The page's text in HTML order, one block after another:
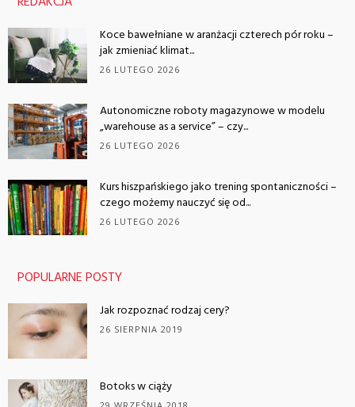
Koce bawełniane w aranżacji czterech pór roku –
jak zmieniać klimat...
26 LUTEGO 2026
Autonomiczne roboty magazynowe w modelu
„warehouse as a service” – czy...
26 LUTEGO 2026
Kurs hiszpańskiego jako trening spontaniczności –
czego możemy nauczyć się od...
26 LUTEGO 2026
POPULARNE POSTY
Jak rozpoznać rodzaj cery?
26 SIERPNIA 2019
Botoks w ciąży